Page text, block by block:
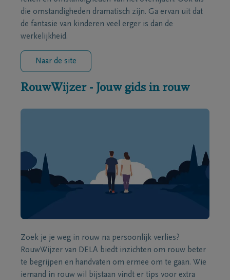
die omstandigheden dramatisch zijn. Ga ervan uit dat
de fantasie van kinderen veel erger is dan de
werkelijkheid.
Naar de site
RouwWijzer - Jouw gids in rouw
Zoek je je weg in rouw na persoonlijk verlies?
RouwWijzer van DELA biedt inzichten om rouw beter
te begrijpen en handvaten om ermee om te gaan. Wie
iemand in rouw wil bijstaan vindt er tips voor extra